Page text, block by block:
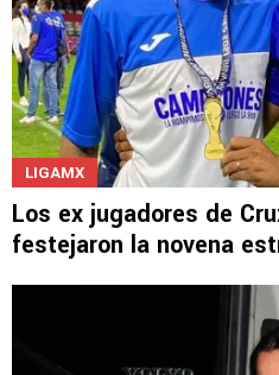
Los ex jugadores de
festejaron la novena